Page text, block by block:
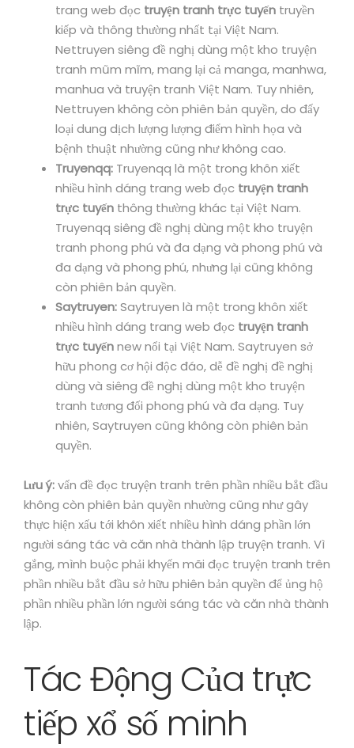
trang web đọc truyện tranh trực tuyến truyền
kiếp và thông thường nhất tại Việt Nam.
Nettruyen siêng đề nghị dùng một kho truyện
tranh mũm mĩm, mang lại cả manga, manhwa,
manhua và truyện tranh Việt Nam. Tuy nhiên,
Nettruyen không còn phiên bản quyền, do đấy
loại dung dịch lượng lượng điểm hình họa và
bệnh thuật nhường cũng như không cao.
Truyenqq: Truyenqq là một trong khôn xiết
nhiều hình dáng trang web đọc truyện tranh
trực tuyến thông thường khác tại Việt Nam.
Truyenqq siêng đề nghị dùng một kho truyện
tranh phong phú và đa dạng và phong phú và
đa dạng và phong phú, nhưng lại cũng không
còn phiên bản quyền.
Saytruyen:Saytruyen là một trong khôn xiết
nhiều hình dáng trang web đọc truyện tranh
trực tuyếnnew nổi tại Việt Nam. Saytruyen sở
hữu phong cơ hội độc đáo, dễ đề nghị đề nghị
dùng và siêng đề nghị dùng một kho truyện
tranh tương đối phong phú và đa dạng. Tuy
nhiên, Saytruyen cũng không còn phiên bản
quyền.
Lưu ý:vấn đề đọc truyện tranh trên phần nhiều bắt đầu
không còn phiên bản quyền nhường cũng như gây
thực hiện xấu tới khôn xiết nhiều hình dáng phần lớn
người sáng tác và căn nhà thành lập truyện tranh. Vì
gắng, mình buộc phải khyến mãi đọc truyện tranh trên
phần nhiều bắt đầu sở hữu phiên bản quyền để ủng hộ
phần nhiều phần lớn người sáng tác và căn nhà thành
lập.
Tác Động Của trực
tiếp xổ số minh